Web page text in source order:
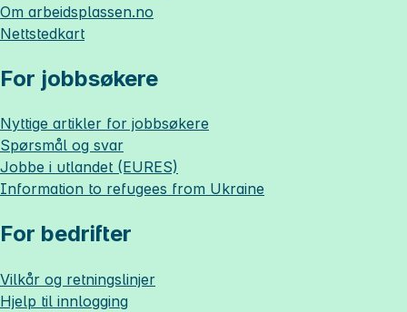
Om arbeidsplassen.no
Nettstedkart
For jobbsøkere
Nyttige artikler for jobbsøkere
Spørsmål og svar
Jobbe i utlandet (EURES)
Information to refugees from Ukraine
For bedrifter
Vilkår og retningslinjer
Hjelp til innlogging